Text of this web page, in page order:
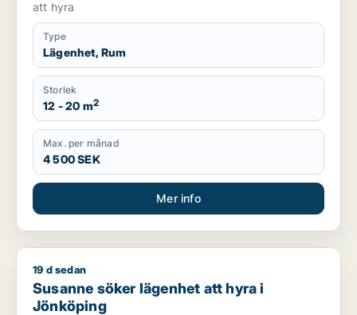
att hyra
Type
Lägenhet, Rum
Storlek
12 - 20 m2
Max. per månad
4 500 SEK
Mer info
Susanne söker lägenhet att hyra i Jönköping
19 d sedan
Susanne söker lägenhet att hyra i
Jönköping